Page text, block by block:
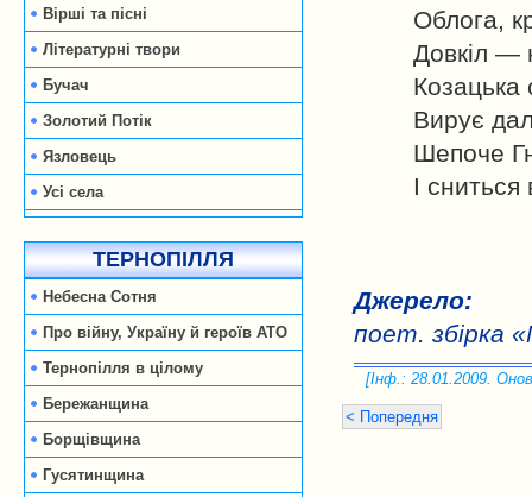
Вірші та пісні
Літературні твори
Бучач
Золотий Потік
Язловець
Усі села
ТЕРНОПІЛЛЯ
Небесна Сотня
Про війну, Україну й героїв АТО
Тернопілля в цілому
Бережанщина
Борщівщина
Гусятинщина
Облога,
Довкіл —
Козацька
Вирує
Шепоче
І
Джерело:
поет. збірка
[Інф.: 28.01.2009.
< Попередня